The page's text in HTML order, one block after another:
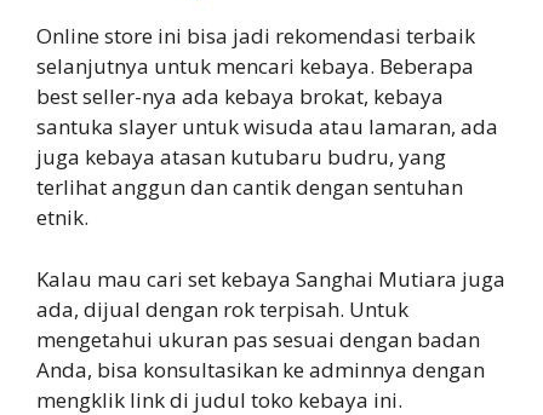
Online store ini bisa jadi rekomendasi terbaik
selanjutnya untuk mencari kebaya. Beberapa
best seller-nya ada kebaya brokat, kebaya
santuka slayer untuk wisuda atau lamaran, ada
juga kebaya atasan kutubaru budru, yang
terlihat anggun dan cantik dengan sentuhan
etnik.
Kalau mau cari set kebaya Sanghai Mutiara juga
ada, dijual dengan rok terpisah. Untuk
mengetahui ukuran pas sesuai dengan badan
Anda, bisa konsultasikan ke adminnya dengan
mengklik link di judul toko kebaya ini.